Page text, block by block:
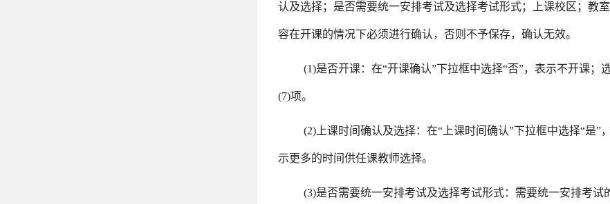
认及选择；是否需要统一安排考试及选择考试形式；上课校区；教
容在开课的情况下必须进行确认，否则不予保存，确认无效。
(1)是否开课：在“开课确认”下拉框中选择“否”，表示不开课；
(7)项。
(2)上课时间确认及选择：在“上课时间确认”下拉框中选择“是”
示更多的时间供任课教师选择。
(3)是否需要统一安排考试及选择考试形式：需要统一安排考试